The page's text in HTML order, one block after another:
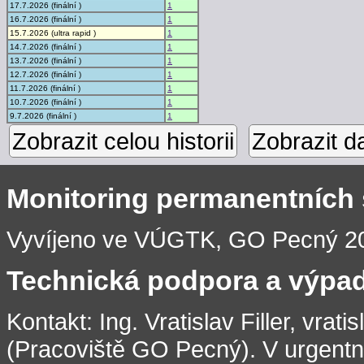
17.7.2026 (finální )
1
16.7.2026 (finální )
1
15.7.2026 (ultra rapid )
1
14.7.2026 (finální )
1
13.7.2026 (finální )
1
12.7.2026 (finální )
1
11.7.2026 (finální )
1
10.7.2026 (finální )
1
9.7.2026 (finální )
1
Zobrazit celou historii Zobrazit
Monitoring permanentních
Vyvíjeno ve VÚGTK, GO Pecný
Technická podpora a
Kontakt: Ing. Vratislav Filler,
(Pracoviště GO Pecný). V